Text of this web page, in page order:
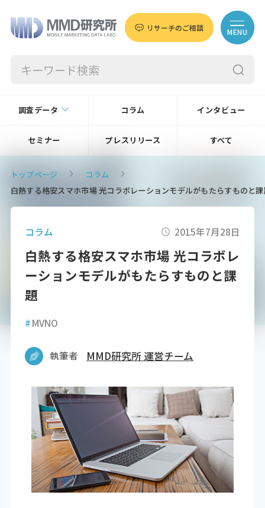
リサーチのご相談 MENU
調査データ コラム インタビュー
セミナー プレスリリース すべて
トップページ
コラム
白熱する格安スマホ市場 光コラボレーションモデルがもたらすものと
コラム 2015年7月28日
白熱する格安スマホ市場 光コラボレ
ーションモデルがもたらすものと課
題
#MVNO
執筆者 MMD研究所 運営チーム